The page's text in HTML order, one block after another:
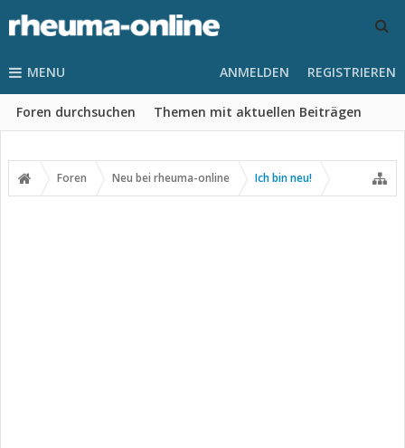
MENU
Foren durchsuchen Themen mit aktuellen Beiträgen
ANMELDEN REGISTRIEREN
Foren Neu bei rheuma-online Ich bin neu!